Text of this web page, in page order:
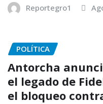
Reportegro1
POLÍTICA
Antorcha
el legado de
el bloqueo